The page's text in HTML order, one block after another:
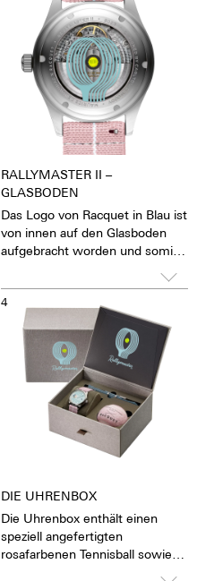
RALLYMASTER II –
GLASBODEN
Das Logo von Racquet in Blau ist
von innen auf den Glasboden
aufgebracht worden und somit
ohne das es sich abnutzen
könnte. Um das Logo herum
gibt das blau entspiegelte
Saphirglas den Blick auf das
pulsierende Kaliber frei. Man hat
das Gefühl, die Seele des
mechanischen
Automatikwerkes sehen und
fühlen zu können. Die Uhr lebt.
4
DIE UHRENBOX
Die Uhrenbox enthält einen
speziell angefertigten
rosafarbenen Tennisball sowie